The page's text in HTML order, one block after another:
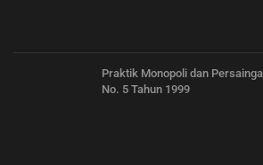
Praktik Monopoli dan
No. 5 Tahun 1999